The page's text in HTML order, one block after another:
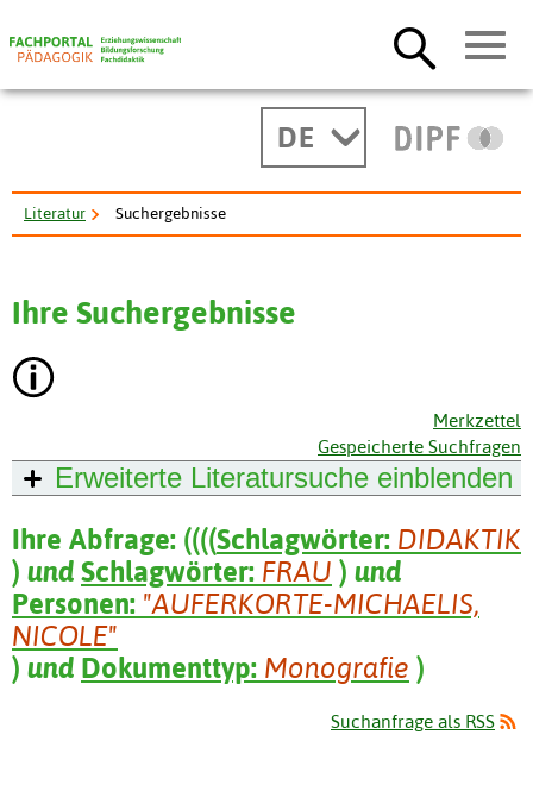
DE
Literatur Suchergebnisse
Ihre Suchergebnisse
Merkzettel
Gespeicherte Suchfragen
Erweiterte Literatursuche einblenden
Ihre Abfrage: ((((Schlagwörter: DIDAKTIK
) und Schlagwörter: FRAU ) und
Personen: "AUFERKORTE-MICHAELIS,
NICOLE"
) und Dokumenttyp: Monografie )
Suchanfrage als RSS